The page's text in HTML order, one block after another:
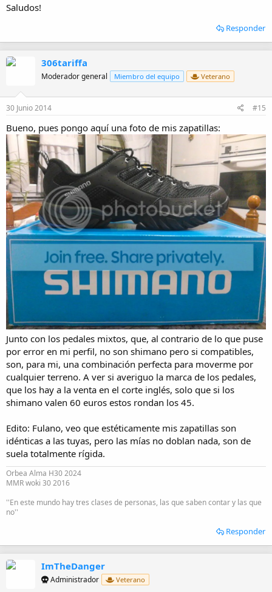
Saludos!
Responder
306tariffa
Moderador general Miembro del equipo Veterano
30 Junio 2014 #15
Bueno, pues pongo aquí una foto de mis zapatillas:
Junto con los pedales mixtos, que, al contrario de lo que puse
por error en mi perfil, no son shimano pero si compatibles,
son, para mi, una combinación perfecta para moverme por
cualquier terreno. A ver si averiguo la marca de los pedales,
que los hay a la venta en el corte inglés, solo que si los
shimano valen 60 euros estos rondan los 45.
Edito: Fulano, veo que estéticamente mis zapatillas son
idénticas a las tuyas, pero las mías no doblan nada, son de
suela totalmente rígida.
Orbea Alma H30 2024
MMR woki 30 2016
''En este mundo hay tres clases de personas, las que saben contar y las que
no''
Responder
ImTheDanger
Administrador Veterano